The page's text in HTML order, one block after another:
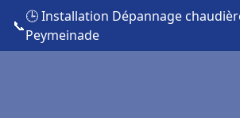
📞
🕒 Installation Dépannage
Peymeinade